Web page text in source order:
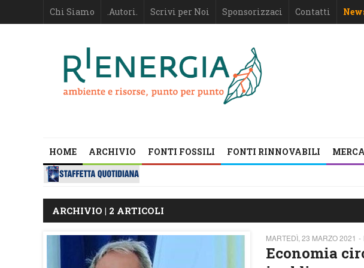
Chi Siamo .Autori. Scrivi per Noi Sponsorizzaci Contatti
HOME ARCHIVIO FONTI FOSSILI FONTI RINNOVABILI
ARCHIVIO | 2 ARTICOLI
MARTEDÌ, 23 MARZO 2021
Economia